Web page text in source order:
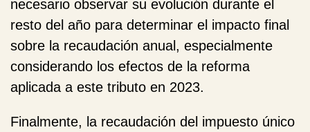
necesario observar su evolución durante el
resto del año para determinar el impacto final
sobre la recaudación anual, especialmente
considerando los efectos de la reforma
aplicada a este tributo en 2023.
Finalmente, la recaudación del impuesto único